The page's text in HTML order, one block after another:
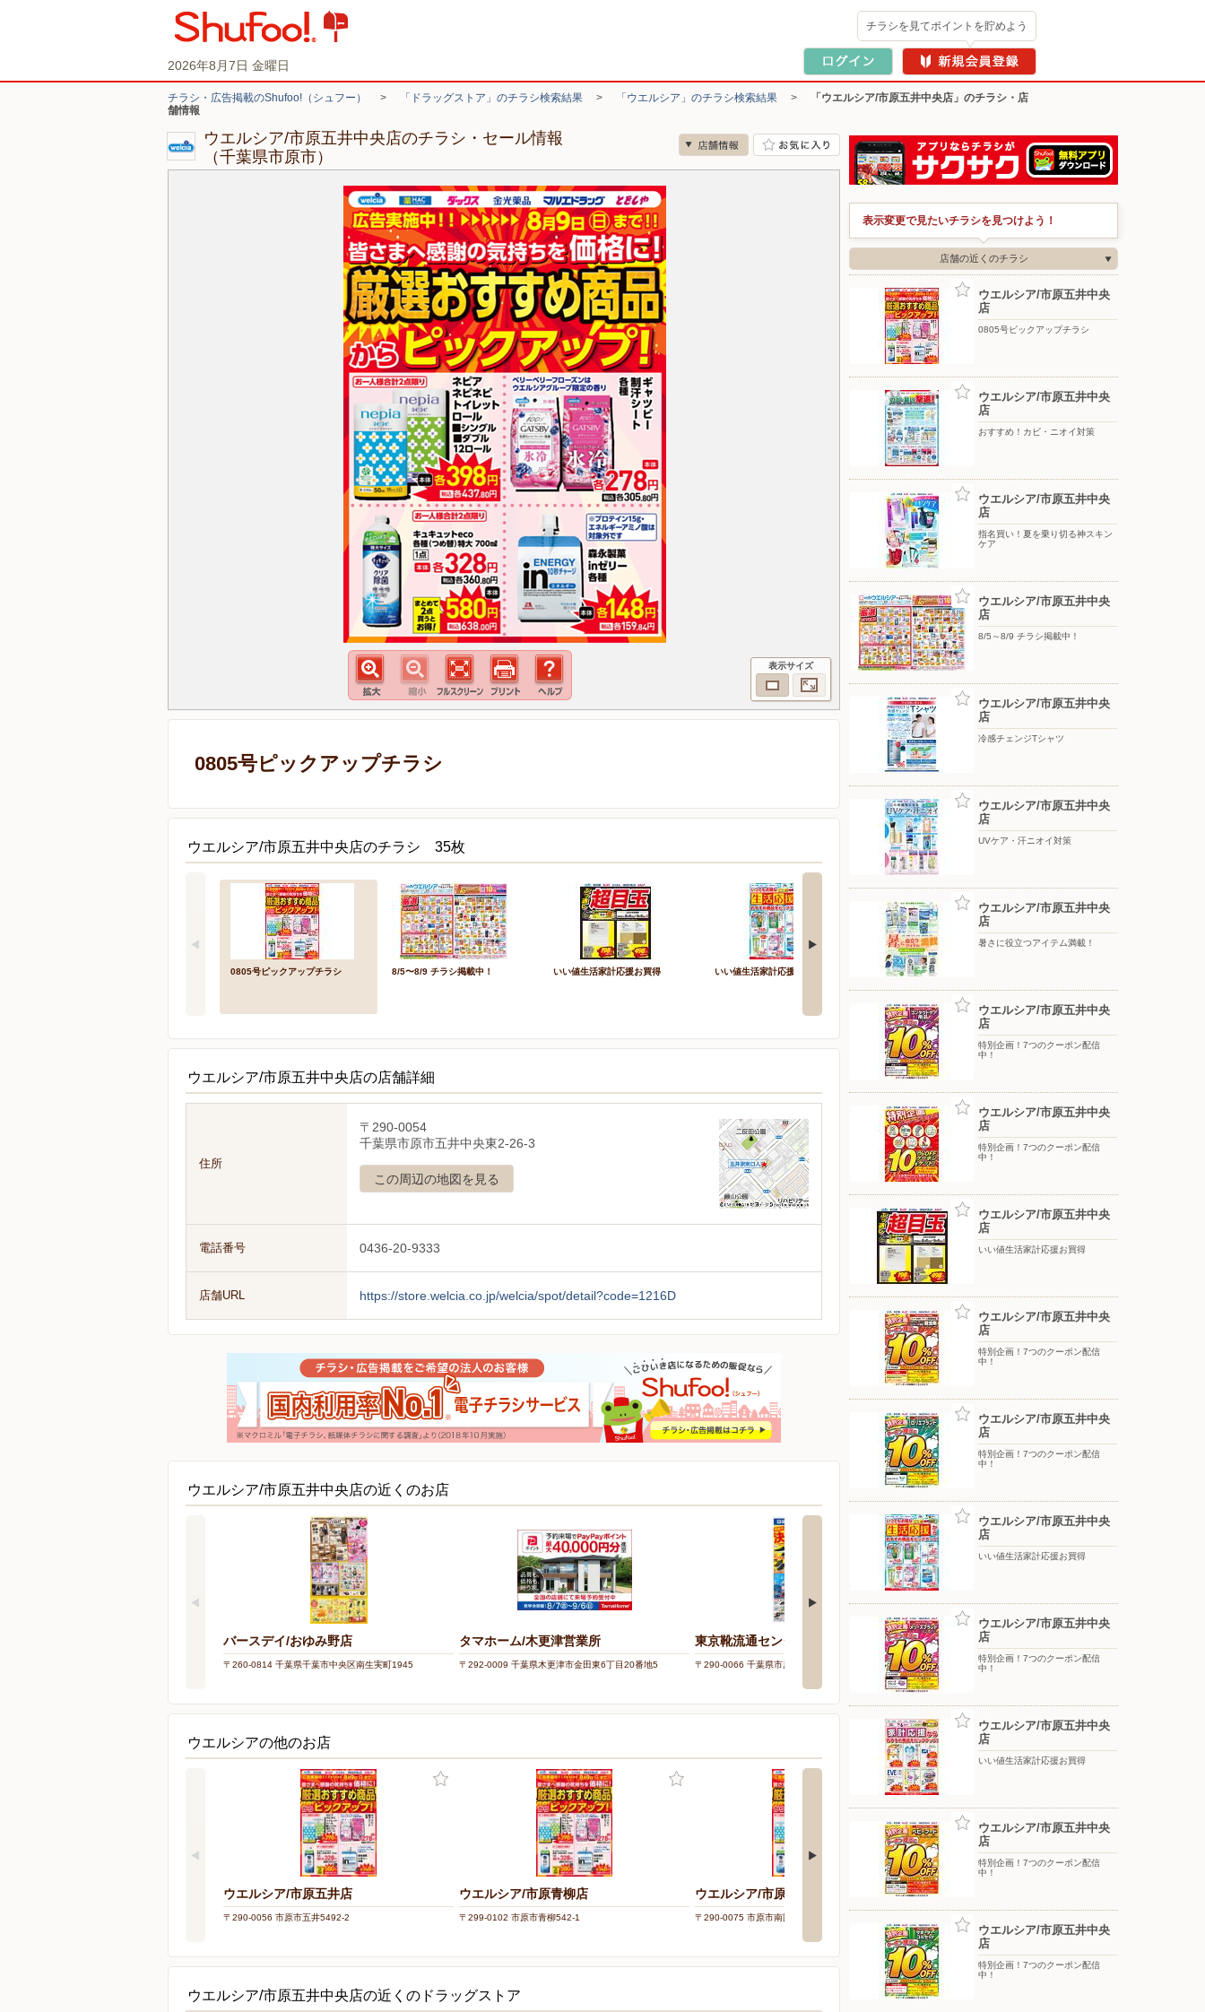
2026年8月7日 金曜日
チラシを見てポイントを貯めよう
チラシ・広告掲載のShufoo!（シュフー） > 「ドラッグストア」のチラシ検索結果 > 「ウエルシア」のチラシ検索結果 >
「ウエルシア/市原五井中央店」のチラシ・店
舗情報
ウエルシア/市原五井中央店のチラシ・セール情報
（千葉県市原市）
表示サイズ
0805号ピックアップチラシ
ウエルシア/市原五井中央店のチラシ 35枚
0805号ピックアップチラシ 8/5〜8/9 チラシ掲載中！ いい値生活家計応援お買得 いい値生活家計応援お買得 いい値生活家計応援お買得
ウエルシア/市原五井中央店の店舗詳細
住所
〒290-0054
千葉県市原市五井中央東2-26-3
この周辺の地図を見る
電話番号 0436-20-9333
店舗URL https://store.welcia.co.jp/welcia/spot/detail?code=1216D
ウエルシア/市原五井中央店の近くのお店
バースデイ/おゆみ野店
〒260-0814 千葉県千葉市中央区南生実町1945
タマホーム/木更津営業所
〒292-0009 千葉県木更津市金田東6丁目20番地5
東京靴流通センター/八幡宿(市原五所)店
〒290-0066 千葉県市原市五所1728-1
洋服の青山/市原五井
〒290-0056 千葉県市原市五井4826番地の2
ウエルシアの他のお店
ウエルシア/市原五井店
〒290-0056 市原市五井5492-2
ウエルシア/市原青柳店
〒299-0102 市原市青柳542-1
ウエルシア/市原国分寺台店
〒290-0075 市原市南国分寺台4-1-1
ウエルシア/市原五所店
〒290-0066 市原市五所1662-1
ウエルシア/市原五井中央店の近くのドラッグストア
表示変更で見たいチラシを見つけよう！
店舗の近くのチラシ
ウエルシア/市原五井中央
店
0805号ピックアップチラシ
ウエルシア/市原五井中央
店
おすすめ！カビ・ニオイ対策
ウエルシア/市原五井中央
店
指名買い！夏を乗り切る神スキン
ケア
ウエルシア/市原五井中央
店
8/5～8/9 チラシ掲載中！
ウエルシア/市原五井中央
店
冷感チェンジTシャツ
ウエルシア/市原五井中央
店
UVケア・汗ニオイ対策
ウエルシア/市原五井中央
店
暑さに役立つアイテム満載！
ウエルシア/市原五井中央
店
特別企画！7つのクーポン配信
中！
ウエルシア/市原五井中央
店
特別企画！7つのクーポン配信
中！
ウエルシア/市原五井中央
店
いい値生活家計応援お買得
ウエルシア/市原五井中央
店
特別企画！7つのクーポン配信
中！
ウエルシア/市原五井中央
店
特別企画！7つのクーポン配信
中！
ウエルシア/市原五井中央
店
いい値生活家計応援お買得
ウエルシア/市原五井中央
店
特別企画！7つのクーポン配信
中！
ウエルシア/市原五井中央
店
いい値生活家計応援お買得
ウエルシア/市原五井中央
店
特別企画！7つのクーポン配信
中！
ウエルシア/市原五井中央
店
特別企画！7つのクーポン配信
中！